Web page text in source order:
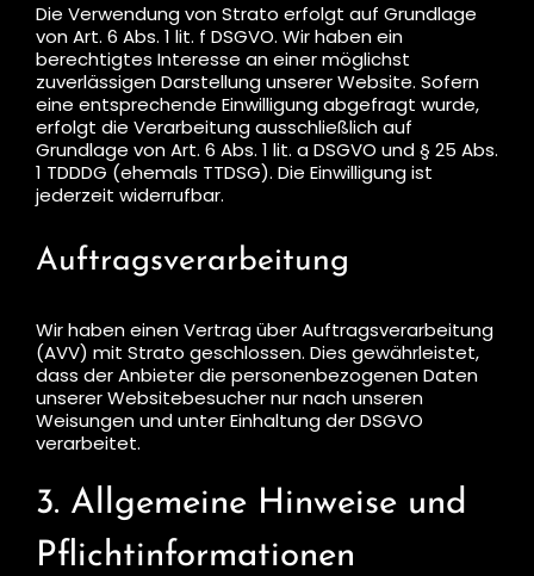
Die Verwendung von Strato erfolgt auf Grundlage
von Art. 6 Abs. 1 lit. f DSGVO. Wir haben ein
berechtigtes Interesse an einer möglichst
zuverlässigen Darstellung unserer Website. Sofern
eine entsprechende Einwilligung abgefragt wurde,
erfolgt die Verarbeitung ausschließlich auf
Grundlage von Art. 6 Abs. 1 lit. a DSGVO und § 25 Abs.
1 TDDDG (ehemals TTDSG). Die Einwilligung ist
jederzeit widerrufbar.
Auftragsverarbeitung
Wir haben einen Vertrag über Auftragsverarbeitung
(AVV) mit Strato geschlossen. Dies gewährleistet,
dass der Anbieter die personenbezogenen Daten
unserer Websitebesucher nur nach unseren
Weisungen und unter Einhaltung der DSGVO
verarbeitet.
3. Allgemeine Hinweise und
Pflichtinformationen